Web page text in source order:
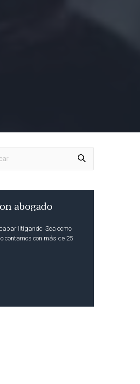
abogado
litigando. Sea como
contamos con más de 25